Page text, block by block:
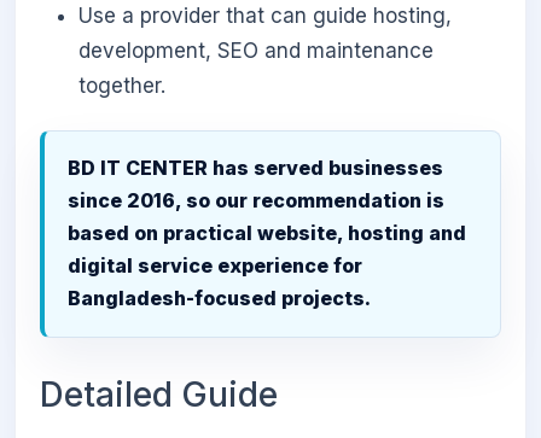
Use a provider that can guide hosting,
development, SEO and maintenance
together.
BD IT CENTER has served businesses
since 2016, so our recommendation is
based on practical website, hosting and
digital service experience for
Bangladesh-focused projects.
Detailed Guide